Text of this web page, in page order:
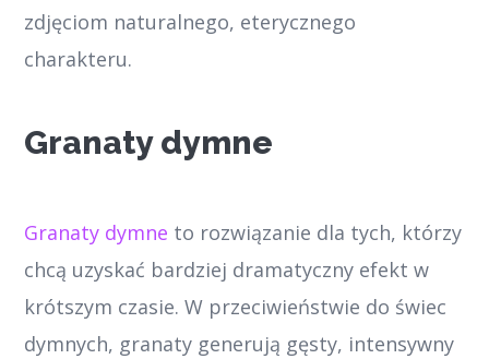
zdjęciom naturalnego, eterycznego
charakteru.
Granaty dymne
Granaty dymne to rozwiązanie dla tych, którzy
chcą uzyskać bardziej dramatyczny efekt w
krótszym czasie. W przeciwieństwie do świec
dymnych, granaty generują gęsty, intensywny